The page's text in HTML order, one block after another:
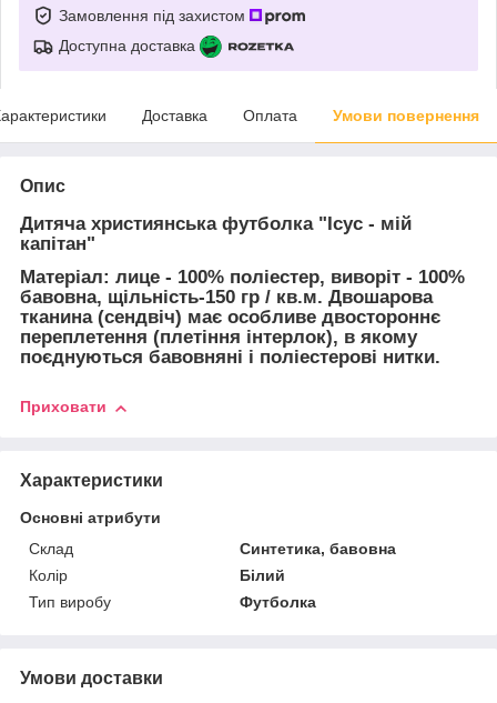
Замовлення під захистом
Доступна доставка
Доставка Оплата Умови повернення
Опис
Дитяча християнська футболка "Ісус - мій
капітан"
Матеріал: лице - 100% поліестер, виворіт - 100%
бавовна, щільність-150 гр / кв.м. Двошарова
тканина (сендвіч) має особливе двостороннє
переплетення (плетіння інтерлок), в якому
поєднуються бавовняні і поліестерові нитки.
Приховати
Характеристики
Основні атрибути
Склад
Синтетика, бавовна
Колір
Білий
Тип виробу
Футболка
Умови доставки